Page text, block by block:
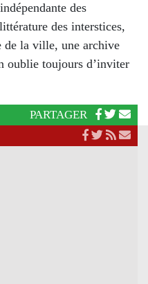
des
des interstices,
de la ville, une archive
oublie toujours d’inviter
PARTAGER